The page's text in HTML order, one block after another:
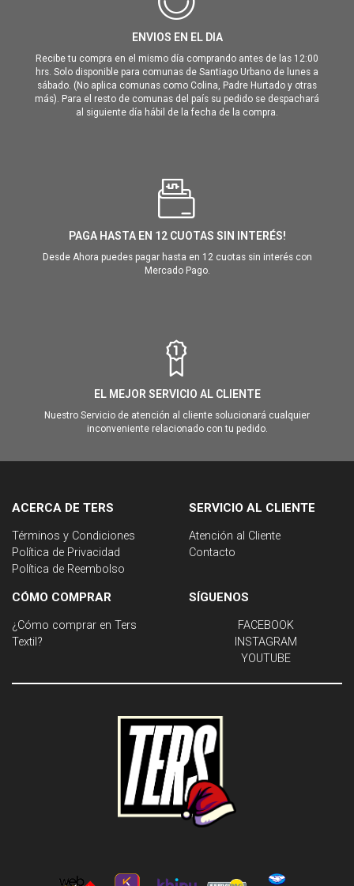
ENVIOS EN EL DIA
Recibe tu compra en el mismo día comprando antes de las 12:00
hrs. Solo disponible para comunas de Santiago Urbano de lunes a
sábado. (No aplica comunas como Colina, Padre Hurtado y otras
más). Para el resto de comunas del país su pedido se despachará
al siguiente día hábil de la fecha de la compra.
PAGA HASTA EN 12 CUOTAS SIN INTERÉS!
Desde Ahora puedes pagar hasta en 12 cuotas sin interés con
Mercado Pago.
EL MEJOR SERVICIO AL CLIENTE
Nuestro Servicio de atención al cliente solucionará cualquier
inconveniente relacionado con tu pedido.
ACERCA DE TERS
Términos y Condiciones
Política de Privacidad
Política de Reembolso
SERVICIO AL CLIENTE
Atención al Cliente
Contacto
CÓMO COMPRAR
¿Cómo comprar en Ters
Textil?
SÍGUENOS
FACEBOOK
INSTAGRAM
YOUTUBE